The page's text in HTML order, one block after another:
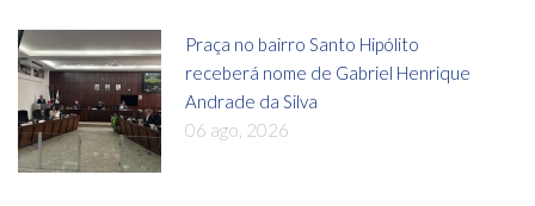
Praça no bairro Santo Hipólito
receberá nome de Gabriel Henrique
Andrade da Silva
06 ago, 2026